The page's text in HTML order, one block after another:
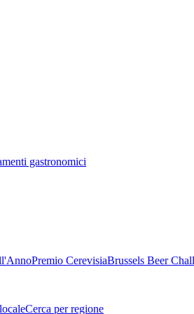
gastronomici
Premio CerevisiaBrussels Beer
Cerca per regione